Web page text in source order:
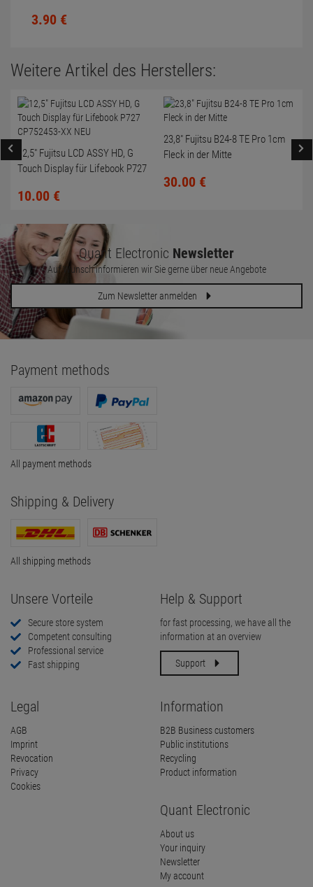
3.90 €
Weitere Artikel des Herstellers:
12,5" Fujitsu LCD ASSY HD, G
Touch Display für Lifebook P727
10.00 €
23,8" Fujitsu B24-8 TE Pro 1cm
Fleck in der Mitte
30.00 €
Quant Electronic Newsletter
Auf Wunsch informieren wir Sie gerne über neue Angebote
Zum Newsletter anmelden
Payment methods
All payment methods
Shipping & Delivery
All shipping methods
Unsere Vorteile
Secure store system
Competent consulting
Professional service
Fast shipping
Help & Support
for fast processing, we have all the
information at an overview
Support
Legal
AGB
Imprint
Revocation
Privacy
Cookies
Information
B2B Business customers
Public institutions
Recycling
Product information
Quant Electronic
About us
Your inquiry
Newsletter
My account